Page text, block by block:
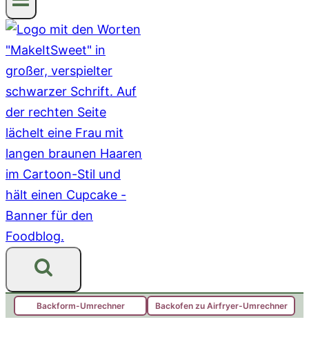
Backform-Umrechner Backofen zu Airfryer-Umrechner